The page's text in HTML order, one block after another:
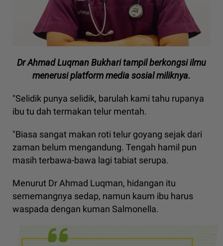
Dr Ahmad Luqman Bukhari tampil berkongsi ilmu
menerusi platform media sosial miliknya.
"Selidik punya selidik, barulah kami tahu rupanya
ibu tu dah termakan telur mentah.
"Biasa sangat makan roti telur goyang sejak dari
zaman belum mengandung. Tengah hamil pun
masih terbawa-bawa lagi tabiat serupa.
Menurut Dr Ahmad Luqman, hidangan itu
sememangnya sedap, namun kaum ibu harus
waspada dengan kuman Salmonella.